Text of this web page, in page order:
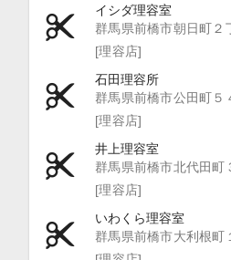
イシダ理容室
群馬県前橋市朝日町２
[理容店]
石田理容所
群馬県前橋市公田町５
[理容店]
井上理容室
群馬県前橋市北代田町
[理容店]
いわくら理容室
群馬県前橋市大利根町